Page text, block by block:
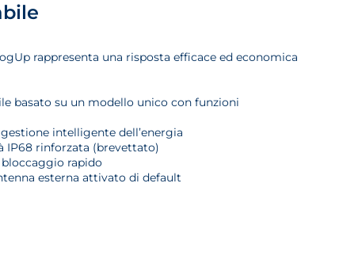
rappresenta una risposta efficace ed economica
basato su un modello unico con funzioni
intelligente dell’energia
IP68 rinforzata (brevettato)
rapido
esterna attivato di default